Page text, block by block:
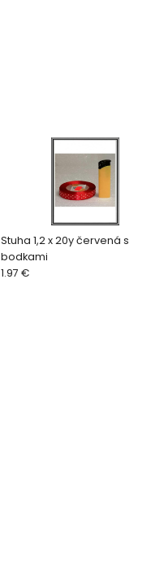
Stuha 1,2 x 20y červená s
bodkami
1.97 €